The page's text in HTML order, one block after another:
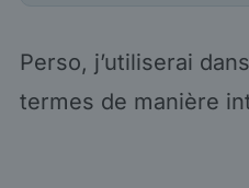
Perso, j’utiliserai
termes de manière